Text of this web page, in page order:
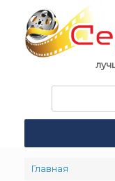
content
поиска:
Главная